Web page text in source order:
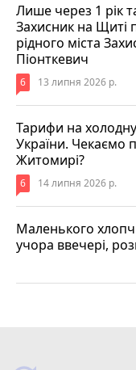
Лише через 1 рік
Захисник на Щиті
рідного міста
Піонткевич
6 13 липня 2026 р.
Тарифи на
України. Чекаємо
Житомирі?
6 14 липня 2026 р.
Маленького
учора ввечері,